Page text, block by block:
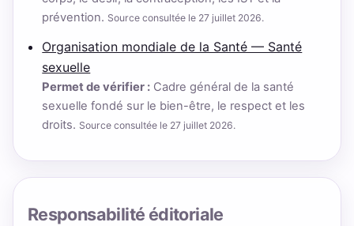
prévention. Source consultée le 27 juillet 2026.
Organisation mondiale de la Santé — Santé
sexuelle
Permet de vérifier : Cadre général de la santé
sexuelle fondé sur le bien-être, le respect et les
droits. Source consultée le 27 juillet 2026.
Responsabilité éditoriale